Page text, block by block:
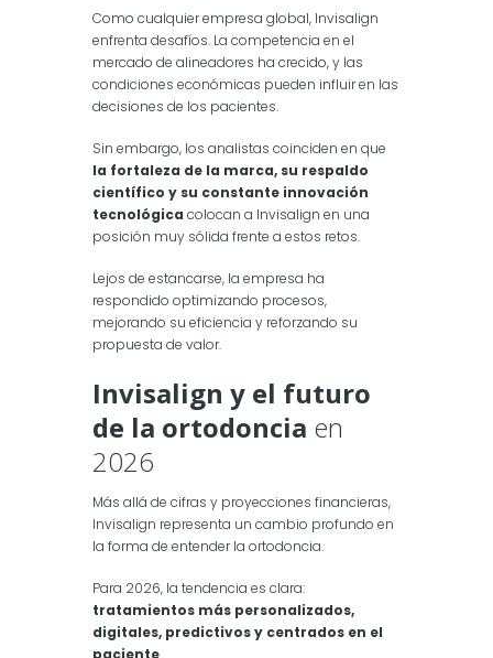
Como cualquier empresa global, Invisalign
enfrenta desafíos. La competencia en el
mercado de alineadores ha crecido, y las
condiciones económicas pueden influir en las
decisiones de los pacientes.
Sin embargo, los analistas coinciden en que
la fortaleza de la marca, su respaldo
científico y su constante innovación
tecnológica colocan a Invisalign en una
posición muy sólida frente a estos retos.
Lejos de estancarse, la empresa ha
respondido optimizando procesos,
mejorando su eficiencia y reforzando su
propuesta de valor.
Invisalign y el futuro
de la ortodoncia en
2026
Más allá de cifras y proyecciones financieras,
Invisalign representa un cambio profundo en
la forma de entender la ortodoncia.
Para 2026, la tendencia es clara:
tratamientos más personalizados,
digitales, predictivos y centrados en el
paciente